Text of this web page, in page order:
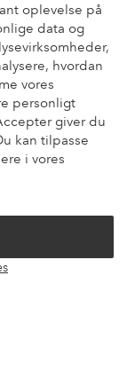
oplevelse på
data og
hvordan
vores
personligt
giver du
kan tilpasse
i vores
i vores FAQ.
du kontakter os.